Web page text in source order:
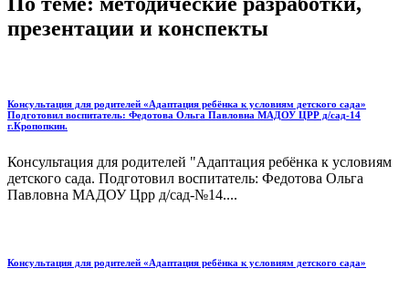
презентации и конспекты
Консультация для родителей «Адаптация ребёнка к условиям детского сада»
Подготовил воспитатель: Федотова Ольга Павловна МАДОУ ЦРР д/сад-14
г.Кропопкин.
Консультация для родителей "Адаптация ребёнка к условиям
детского сада. Подготовил воспитатель: Федотова Ольга
Павловна МАДОУ Црр д/сад-№14....
Консультация для родителей «Адаптация ребёнка к условиям детского сада»